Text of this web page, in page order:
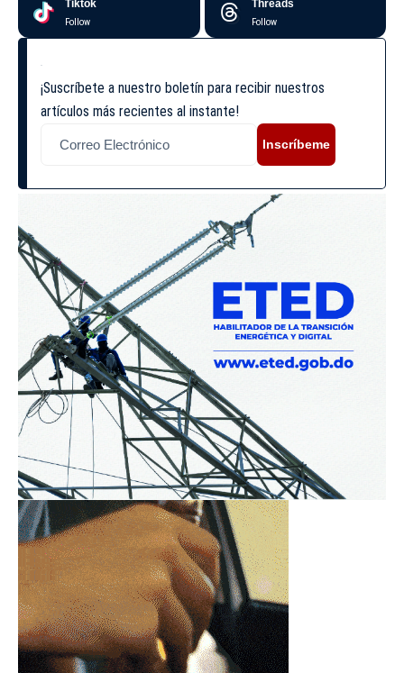
Tiktok
Follow
Threads
Follow
¡Suscríbete a nuestro boletín para recibir nuestros
artículos más recientes al instante!
Inscríbeme